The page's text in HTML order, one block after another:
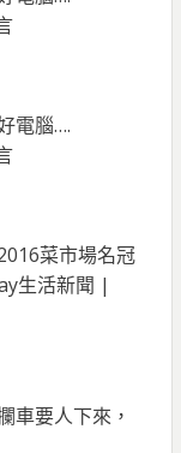
電腦….
菜市場名冠
生活新聞 |
車要人下來，